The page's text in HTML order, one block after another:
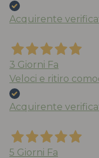
Acquirente
3 Giorni Fa
Veloci e ritiro
Acquirente
5 Giorni Fa